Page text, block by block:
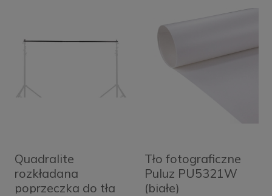
Quadralite
rozkładana
poprzeczka do tła
Tło fotograficzne
Puluz PU5321W
(białe)